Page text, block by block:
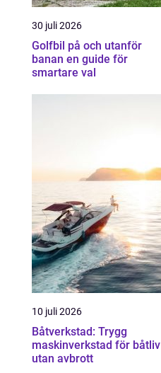
30 juli 2026
Golfbil på och utanför
banan en guide för
smartare val
10 juli 2026
Båtverkstad: Trygg
maskinverkstad för båtliv
utan avbrott